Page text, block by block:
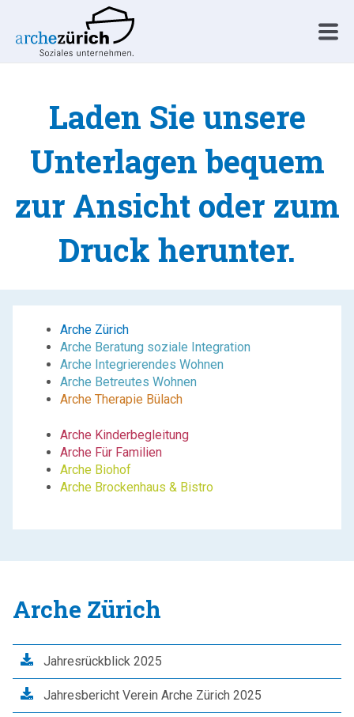
Laden Sie unsere
Unterlagen bequem
zur Ansicht oder zum
Druck herunter.
Arche Zürich
Arche Beratung soziale Integration
Arche Integrierendes Wohnen
Arche Betreutes Wohnen
Arche Therapie Bülach
Arche Kinderbegleitung
Arche Für Familien
Arche Biohof
Arche Brockenhaus & Bistro
Arche Zürich
Jahresrückblick 2025
Jahresbericht Verein Arche Zürich 2025